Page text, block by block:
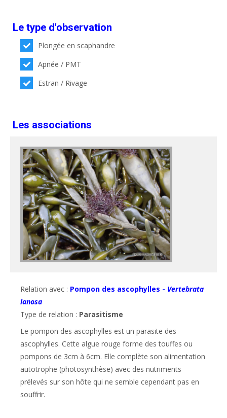
Le type d'observation
Plongée en scaphandre
Apnée / PMT
Estran / Rivage
Les associations
Relation avec : Pompon des ascophylles - Vertebrata
lanosa
Type de relation : Parasitisme
Le pompon des ascophylles est un parasite des
ascophylles. Cette algue rouge forme des touffes ou
pompons de 3cm à 6cm. Elle complète son alimentation
autotrophe (photosynthèse) avec des nutriments
prélevés sur son hôte qui ne semble cependant pas en
souffrir.